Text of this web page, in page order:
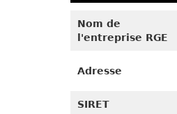
Nom de
l'entreprise RGE
Adresse
SIRET